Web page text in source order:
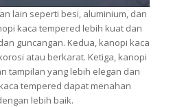
lain seperti besi, aluminium, dan
kaca tempered lebih kuat dan
guncangan. Kedua, kanopi kaca
atau berkarat. Ketiga, kanopi
tampilan yang lebih elegan dan
tempered dapat menahan
lebih baik.